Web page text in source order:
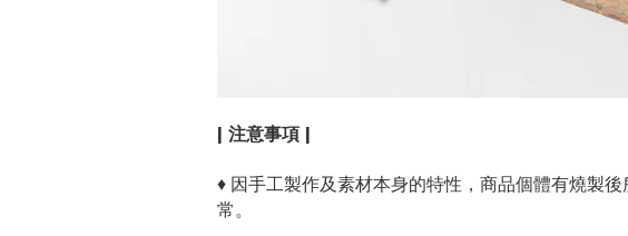
| 注意事項 |
♦ 因手工製作及素材本身的特性，商品個體有燒製後
常。